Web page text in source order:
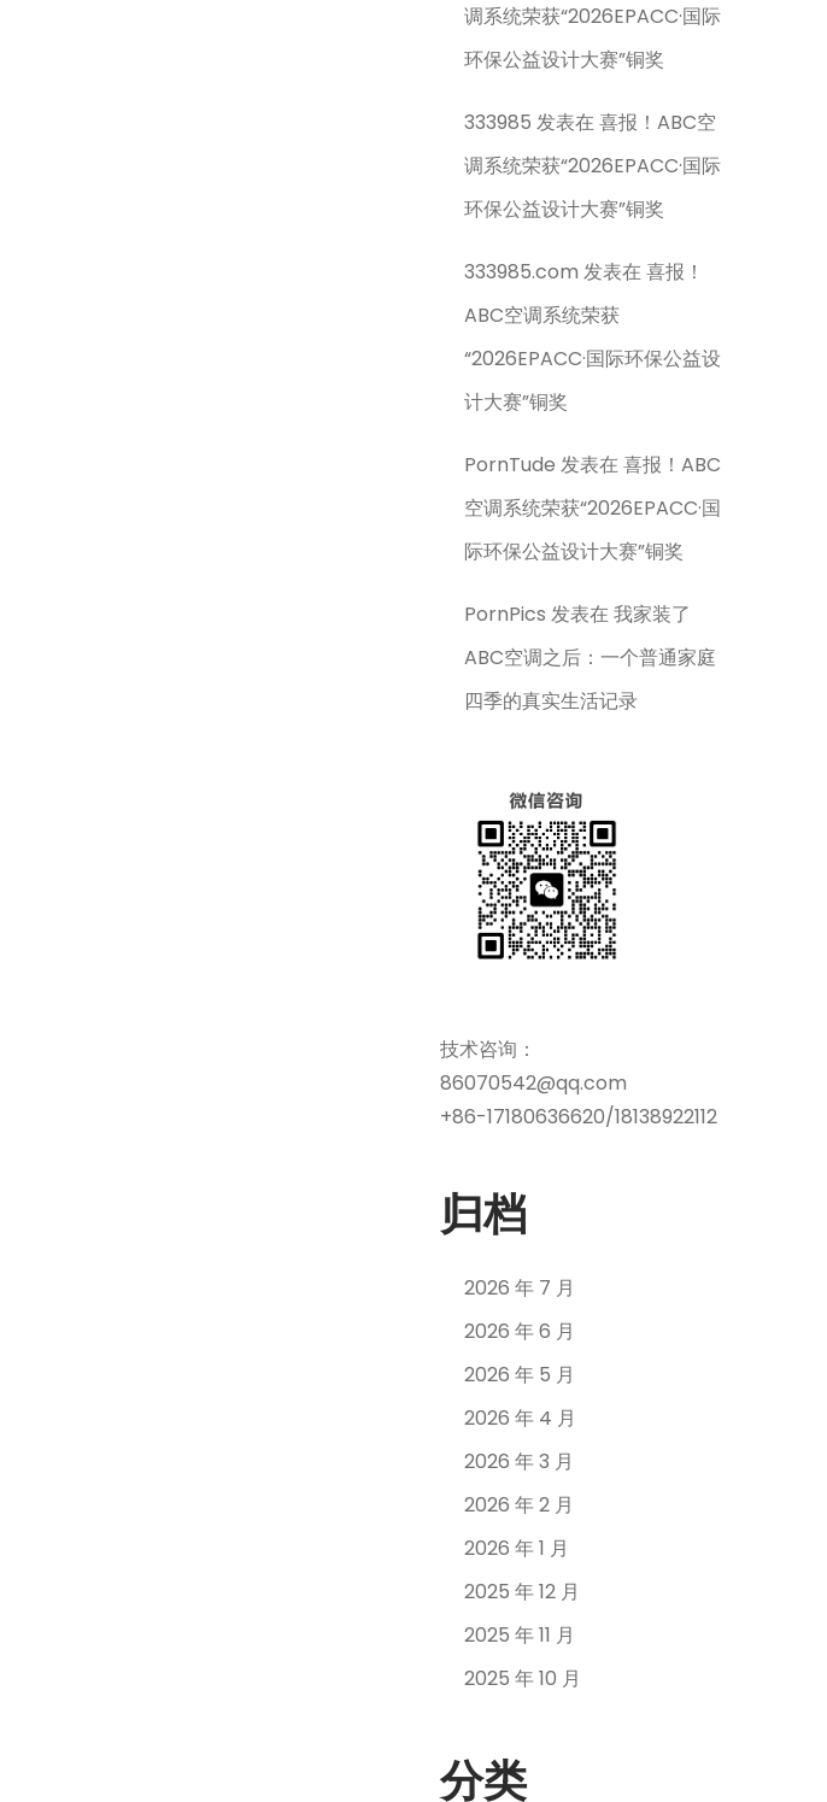
调系统荣获“2026EPACC·国际
环保公益设计大赛”铜奖
333985 发表在喜报！ABC空
调系统荣获“2026EPACC·国际
环保公益设计大赛”铜奖
333985.com 发表在喜报！
ABC空调系统荣获
“2026EPACC·国际环保公益设
计大赛”铜奖
PornTude 发表在喜报！ABC
空调系统荣获“2026EPACC·国
际环保公益设计大赛”铜奖
PornPics 发表在我家装了
ABC空调之后：一个普通家庭
四季的真实生活记录
技术咨询：
86070542@qq.com
+86-17180636620/18138922112
归档
2026 年 7 月
2026 年 6 月
2026 年 5 月
2026 年 4 月
2026 年 3 月
2026 年 2 月
2026 年 1 月
2025 年 12 月
2025 年 11 月
2025 年 10 月
分类